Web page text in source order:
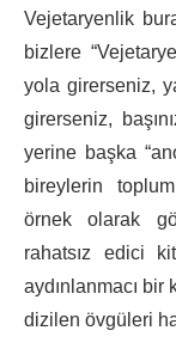
Vejetaryenlik
bizlere
yola girerseniz,
girerseniz,
yerine başka
bireylerin
örnek olarak
rahatsız edici
aydınlanmacı bir
dizilen övgüleri